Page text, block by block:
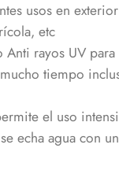
usos en
etc
Anti rayos UV
tiempo
el uso
echa agua con